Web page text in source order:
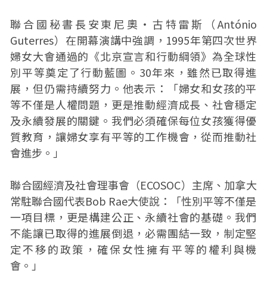
聯合國秘書長安東尼奧・古特雷斯（António
Guterres）在開幕演講中強調，1995年第四次世界
婦女大會通過的《北京宣言和行動綱領》為全球性
別平等奠定了行動藍圖。30年來，雖然已取得進
展，但仍需持續努力。他表示：「婦女和女孩的平
等不僅是人權問題，更是推動經濟成長、社會穩定
及永續發展的關鍵。我們必須確保每位女孩獲得優
質教育，讓婦女享有平等的工作機會，從而推動社
會進步。」
聯合國經濟及社會理事會（ECOSOC）主席、加拿大
常駐聯合國代表Bob Rae大使說：「性別平等不僅是
一項目標，更是構建公正、永續社會的基礎。我們
不能讓已取得的進展倒退，必需團結一致，制定堅
定不移的政策，確保女性擁有平等的權利與機
會。」